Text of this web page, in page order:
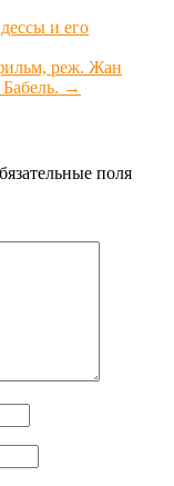
и его
реж. Жан
→
поля